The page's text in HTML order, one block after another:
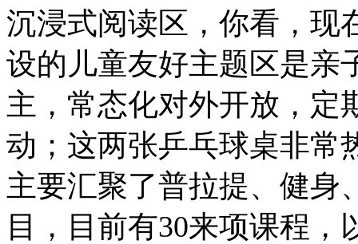
沉浸式阅读区，你看，现
设的儿童友好主题区是亲
主，常态化对外开放，定
动；这两张乒乓球桌非常
主要汇聚了普拉提、健身
目，目前有30来项课程